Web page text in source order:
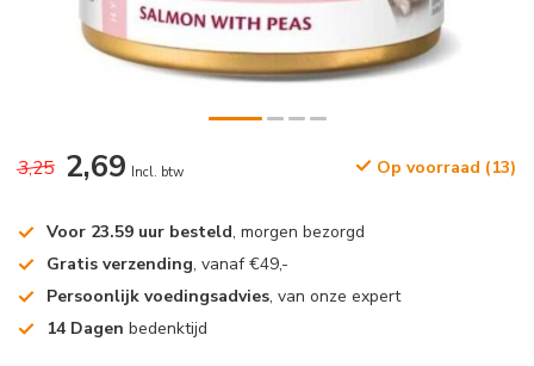
3,25 2,69 Incl. btw Op voorraad (13)
Voor 23.59 uur besteld, morgen bezorgd
Gratis verzending, vanaf €49,-
Persoonlijk voedingsadvies, van onze expert
14 Dagen bedenktijd